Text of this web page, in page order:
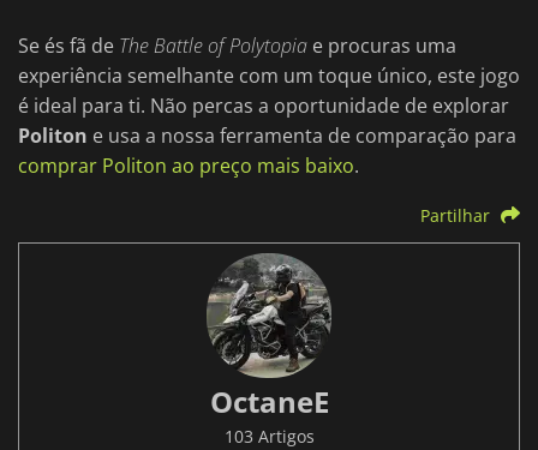
Se és fã de The Battle of Polytopia e procuras uma
experiência semelhante com um toque único, este jogo
é ideal para ti. Não percas a oportunidade de explorar
Politon e usa a nossa ferramenta de comparação para
comprar Politon ao preço mais baixo.
Partilhar
OctaneE
103 Artigos